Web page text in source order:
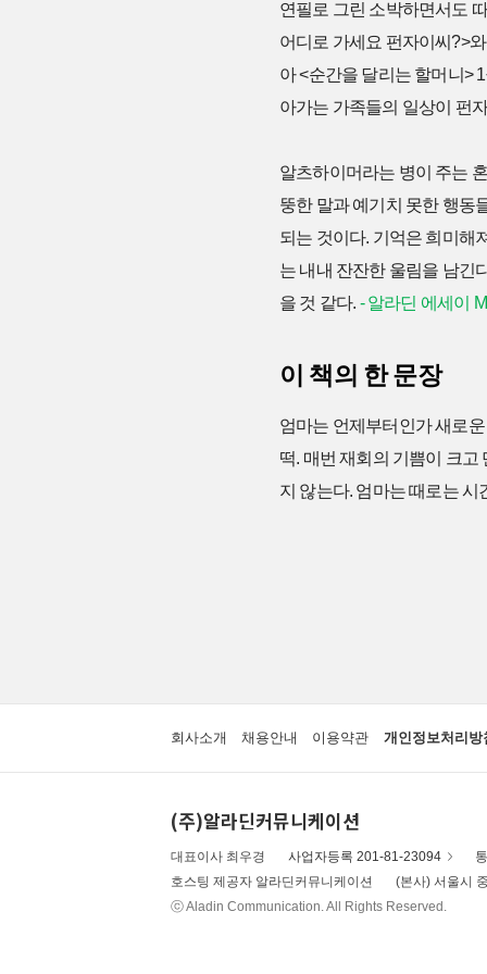
연필로 그린 소박하면서도
어디로 가세요 펀자이씨?>
아 <순간을 달리는 할머니>
아가는 가족들의 일상이 펀
알츠하이머라는 병이 주는
뚱한 말과 예기치 못한 행동
되는 것이다. 기억은 희미해
는 내내 잔잔한 울림을 남긴
을 것 같다. - 알라딘 에세이
이 책의 한 문장
엄마는 언제부터인가 새로
떡. 매번 재회의 기쁨이 크
지 않는다. 엄마는 때로는
회사소개 채용안내 이용약관 개인정보처리방
(주)알라딘커뮤니케이션
대표이사 최우경 사업자등록 201-81-23094
호스팅 제공자 알라딘커뮤니케이션
(본사) 서울시
ⓒ Aladin Communication. All Rights Reserved.